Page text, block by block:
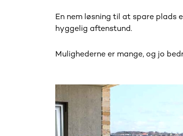
En nem løsning til at spare plads
hyggelig aftenstund.
Mulighederne er mange, og jo